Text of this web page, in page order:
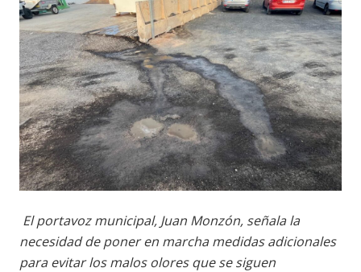
El portavoz municipal, Juan Monzón, señala la
necesidad de poner en marcha medidas adicionales
para evitar los malos olores que se siguen